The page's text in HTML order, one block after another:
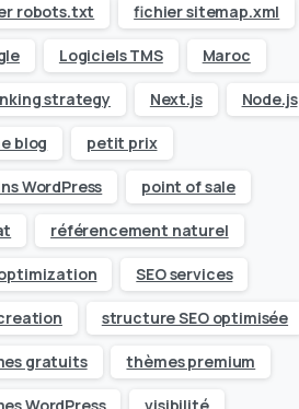
robots.txt fichier sitemap.xml
Logiciels TMS Maroc
strategy Next.js Node.js
blog petit prix
WordPress point of sale
référencement naturel
optimization SEO services
structure SEO optimisée
gratuits thèmes premium